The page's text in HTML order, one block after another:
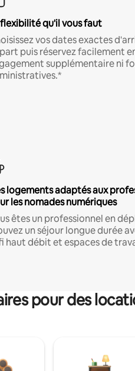
flexibilité qu'il vous faut
vos dates exactes
puis réservez facilement
supplémentaire ni
logements adaptés aux
les nomades numériques
êtes un professionnel en
un séjour longue durée
haut débit et espaces de
pour des